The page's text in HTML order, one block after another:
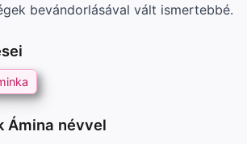
bevándorlásával vált ismertebbé.
Ámina névvel